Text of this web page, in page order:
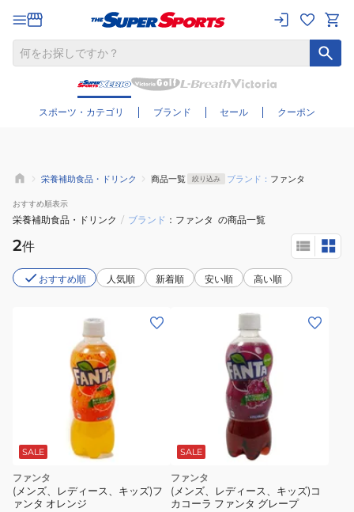
スポーツ・カテゴリ ブランド セール クーポン
さらに絞り込む
栄養補助食品・ドリンク 商品一覧 絞り込み ブランド： ファンタ
おすすめ順表示
栄養補助食品・ドリンク / ブランド ファンタ の商品一覧
2件
おすすめ順 人気順 新着順 安い順 高い順
SALE
ファンタ
(メンズ、レディース、キッズ)フ
ァンタ オレンジ
SALE
ファンタ
(メンズ、レディース、キッズ)コ
カコーラ ファンタ グレープ